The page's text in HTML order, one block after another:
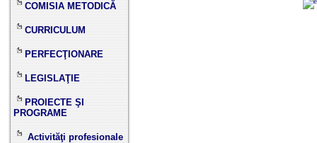
COMISIA METODICĂ
CURRICULUM
PERFECŢIONARE
LEGISLAŢIE
PROIECTE ŞI
PROGRAME
Activităţi profesionale